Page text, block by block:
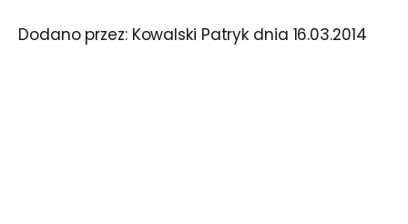
Dodano przez: Kowalski Patryk dnia 16.03.2014